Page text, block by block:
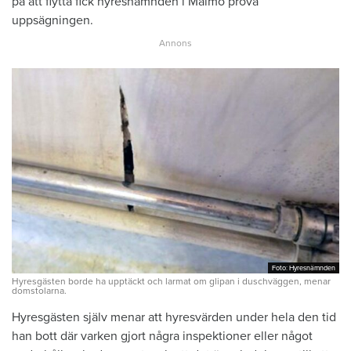
uppsägningen.
Foto: Hyresnämnden
Foto: Hyresnämnden
Hyresgästen borde ha upptäckt och larmat om glipan i duschväggen, menar
domstolarna.
Hyresgästen själv menar att hyresvärden under hela den tid
han bott där varken gjort några inspektioner eller något